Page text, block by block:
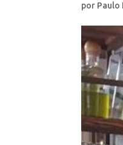
por Paulo